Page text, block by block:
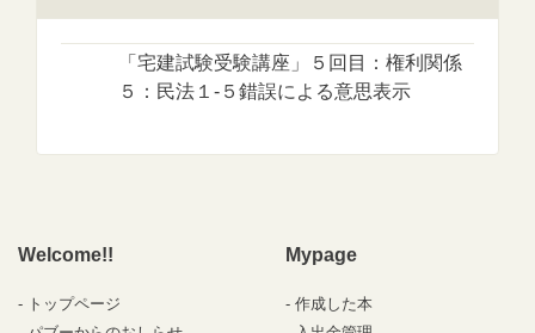
「宅建試験受験講座」５回目：権利関係
５：民法１-５錯誤による意思表示
Welcome!!
トップページ
Mypage
作成した本